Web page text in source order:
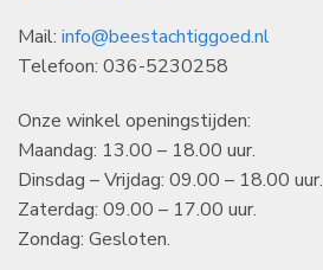
Mail: info@beestachtiggoed.nl
Telefoon: 036-5230258
Onze winkel openingstijden:
Maandag: 13.00 – 18.00 uur.
Dinsdag – Vrijdag: 09.00 – 18.00 uur.
Zaterdag: 09.00 – 17.00 uur.
Zondag: Gesloten.